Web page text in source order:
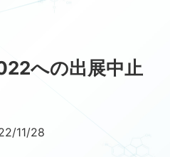
合わせへの出展中止
11/28